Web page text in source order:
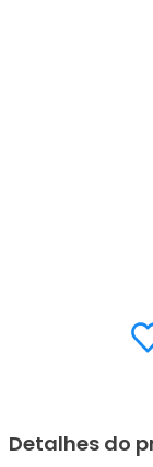
Detalhes do